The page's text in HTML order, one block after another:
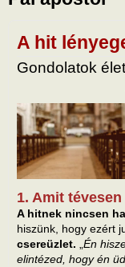
A hit
Gondolatok
1. Amit
A hitnek nincsen
hiszünk, hogy ezért
csereüzlet. „Én
elintézed, hogy én